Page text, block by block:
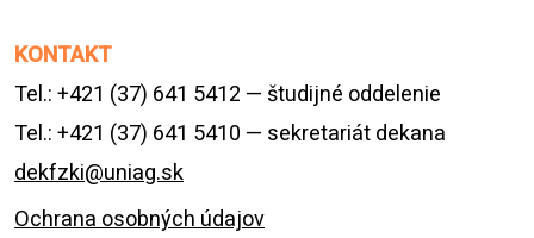
KONTAKT
Tel.: +421 (37) 641 5412 — študijné oddelenie
Tel.: +421 (37) 641 5410 — sekretariát dekana
dekfzki@uniag.sk
Ochrana osobných údajov